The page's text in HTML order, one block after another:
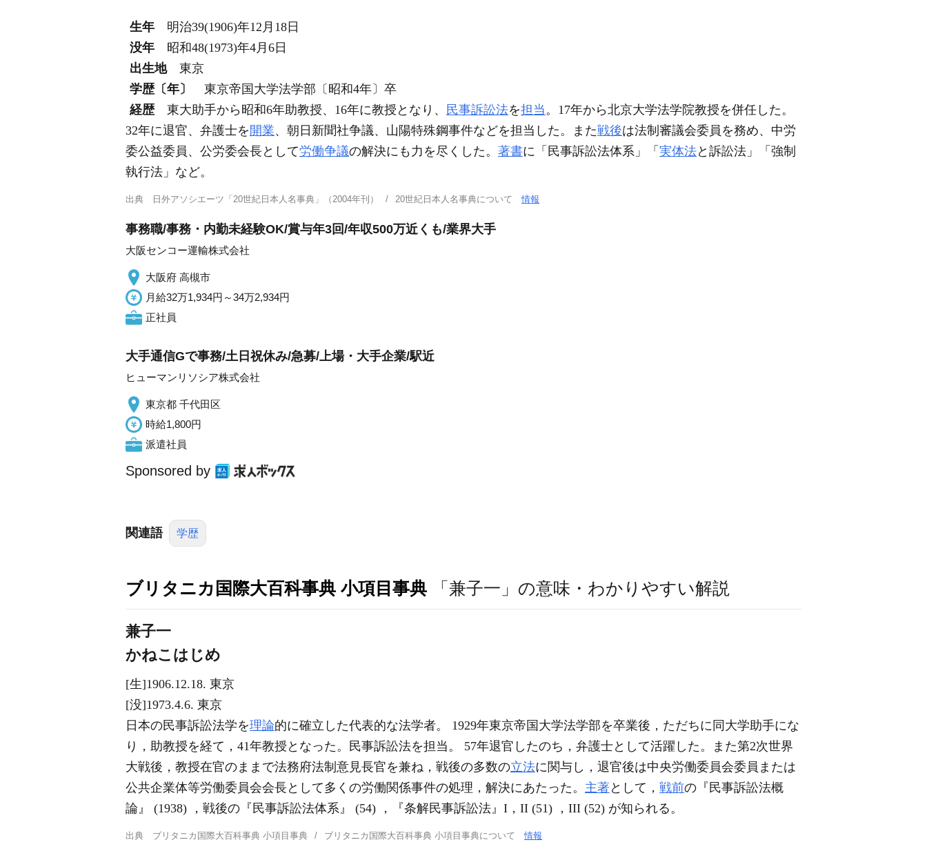
生年
明治39(1906)年12月18日
没年
昭和48(1973)年4月6日
出生地
東京
学歴〔年〕
東京帝国大学法学部〔昭和4年〕卒
経歴
東大助手から昭和6年助教授、16年に教授となり、 民事訴訟法を担当。17年から北京大学法学院教授を併任した。
32年に退官、弁護士を 開業、朝日新聞社争議、山陽特殊鋼事件などを担当した。また戦後は法制審議会委員を務め、中労
委公益委員、公労委会長として労働争議の解決にも力を尽くした。 著書に「民事訴訟法体系」「 実体法と訴訟法」「強制
執行法」など。
出典 日外アソシエーツ「20世紀日本人名事典」（2004年刊） 20世紀日本人名事典について情報
事務職/事務・内勤未経験OK/賞与年3回/年収500万近くも/業界大手
大阪センコー運輸株式会社
大阪府 高槻市
月給32万1,934円～34万2,934円
正社員
大手通信Gで事務/土日祝休み/急募/上場・大手企業/駅近
ヒューマンリソシア株式会社
東京都 千代田区
時給1,800円
派遣社員
Sponsored by
関連語 学歴
ブリタニカ国際大百科事典 小項目事典 「兼子一」の意味・わかりやすい解説
兼子一
かねこはじめ
[生]1906.12.18. 東京
[没]1973.4.6. 東京
日本の民事訴訟法学を理論的に確立した代表的な法学者。 1929年東京帝国大学法学部を卒業後，ただちに同大学助手にな
り，助教授を経て，41年教授となった。民事訴訟法を担当。 57年退官したのち，弁護士として活躍した。また第2次世界
大戦後，教授在官のままで法務府法制意見長官を兼ね，戦後の多数の立法に関与し，退官後は中央労働委員会委員または
公共企業体等労働委員会会長として多くの労働関係事件の処理，解決にあたった。 主著として， 戦前の『民事訴訟法概
論』 (1938) ，戦後の『民事訴訟法体系』 (54) ，『条解民事訴訟法』I，II (51) ，III (52) が知られる。
出典 ブリタニカ国際大百科事典 小項目事典 ブリタニカ国際大百科事典 小項目事典について情報